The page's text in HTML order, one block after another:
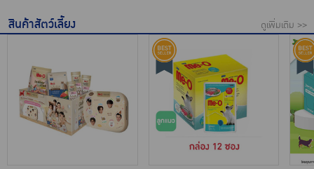
สินค้าสัตว์เลี้ยง ดูเพิ่มเติม >>